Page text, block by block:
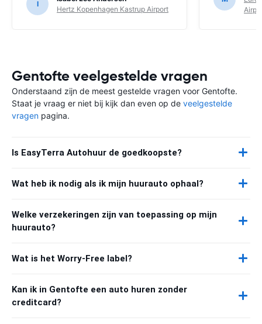
I
Hertz Kopenhagen Kastrup Airport
Gentofte veelgestelde vragen
Onderstaand zijn de meest gestelde vragen voor Gentofte.
Staat je vraag er niet bij kijk dan even op de veelgestelde
vragen pagina.
Is EasyTerra Autohuur de goedkoopste?
Wat heb ik nodig als ik mijn huurauto ophaal?
Welke verzekeringen zijn van toepassing op mijn
huurauto?
Wat is het Worry-Free label?
Kan ik in Gentofte een auto huren zonder
creditcard?